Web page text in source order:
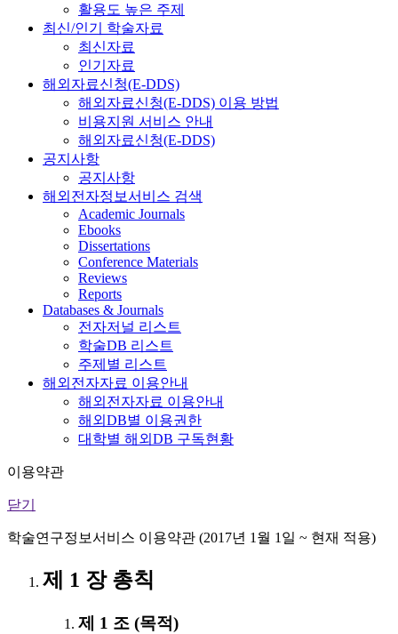
활용도 높은 주제
최신/인기 학술자료
최신자료
인기자료
해외자료신청(E-DDS)
해외자료신청(E-DDS) 이용 방법
비용지원 서비스 안내
해외자료신청(E-DDS)
공지사항
공지사항
해외전자정보서비스 검색
Academic Journals
Ebooks
Dissertations
Conference Materials
Reviews
Reports
Databases & Journals
전자저널 리스트
학술DB 리스트
주제별 리스트
해외전자자료 이용안내
해외전자자료 이용안내
해외DB별 이용권한
대학별 해외DB 구독현황
이용약관
닫기
학술연구정보서비스 이용약관 (2017년 1월 1일 ~ 현재 적용)
제 1 장 총칙
제 1 조 (목적)